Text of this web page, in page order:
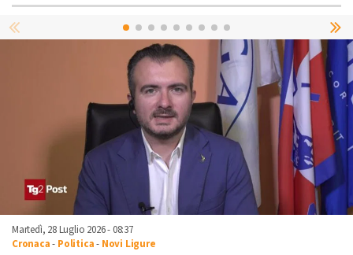
Martedì, 28 Luglio 2026 - 08:37
Cronaca- Politica- Novi Ligure